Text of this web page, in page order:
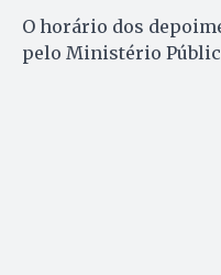
O horário dos
pelo Ministério